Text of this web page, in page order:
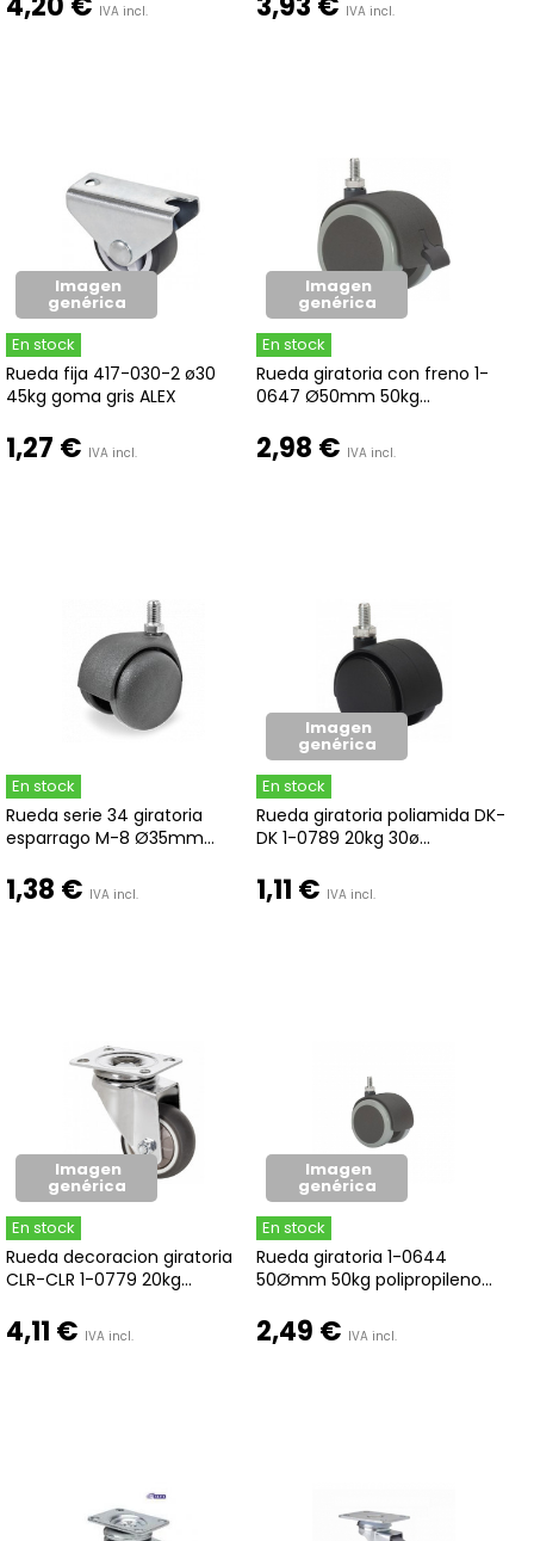
IVA incl. IVA incl.
Imagen
genérica
En stock
Rueda fija 417-030-2 ø30
45kg goma gris ALEX
1,27 € IVA incl.
Imagen
genérica
En stock
Rueda giratoria con freno 1-
0647 Ø50mm 50kg...
2,98 € IVA incl.
En stock
Rueda serie 34 giratoria
esparrago M-8 Ø35mm...
1,38 € IVA incl.
Imagen
genérica
En stock
Rueda giratoria poliamida DK-
DK 1-0789 20kg 30ø...
1,11 € IVA incl.
Imagen
genérica
En stock
Rueda decoracion giratoria
CLR-CLR 1-0779 20kg...
4,11 € IVA incl.
Imagen
genérica
En stock
Rueda giratoria 1-0644
50Ømm 50kg polipropileno...
2,49 € IVA incl.